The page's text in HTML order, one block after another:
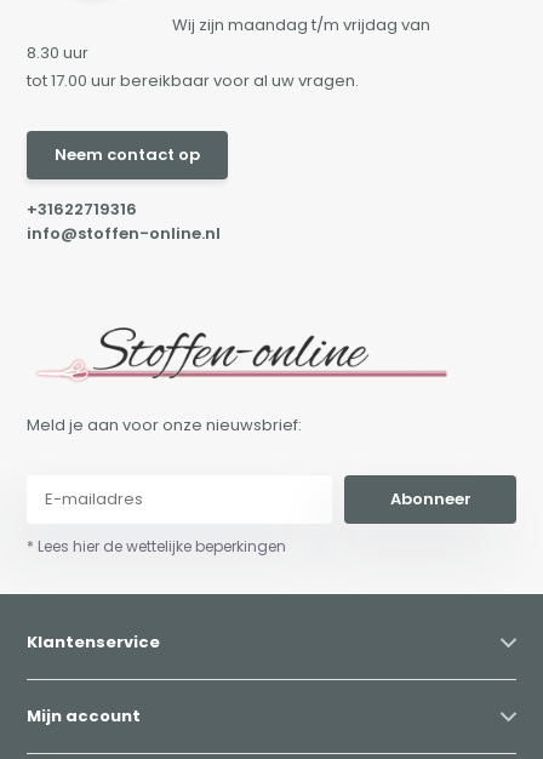
Wij zijn maandag t/m vrijdag van
8.30 uur
tot 17.00 uur bereikbaar voor al uw vragen.
Neem contact op
+31622719316
info@stoffen-online.nl
Meld je aan voor onze nieuwsbrief:
Abonneer
* Lees hier de wettelijke beperkingen
Klantenservice
Mijn account